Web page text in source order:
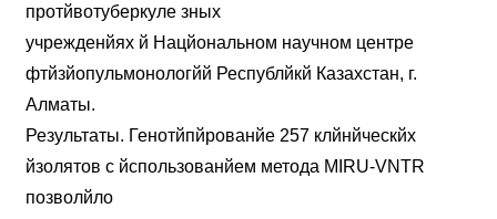
протйвотуберкуле зных
учрежденйях й Нацйональном научном центре
фтйзйопульмонологйй Республйкй Казахстан, г.
Алматы.
Результаты. Генотйпйрованйе 257 клйнйческйх
йзолятов с йспользованйем метода MIRU-VNTR
позволйло